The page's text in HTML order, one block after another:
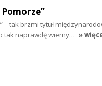
– tak brzmi tytuł
tak naprawdę wiemy… »